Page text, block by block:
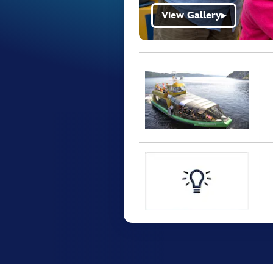
View Gallery▶